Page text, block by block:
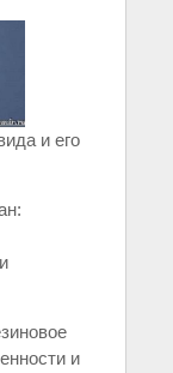
и его
и